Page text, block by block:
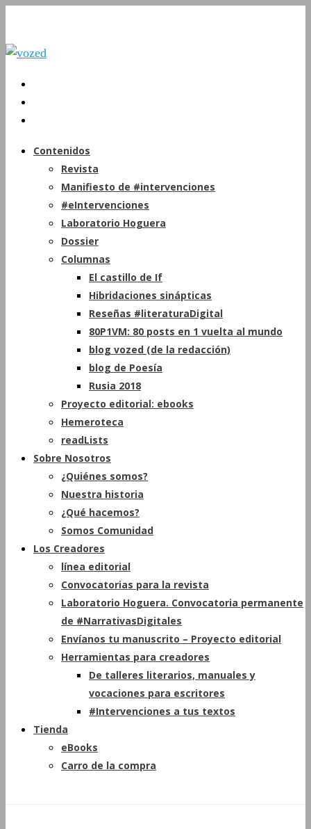
Contenidos
Revista
Manifiesto de #intervenciones
#eIntervenciones
Laboratorio Hoguera
Dossier
Columnas
El castillo de If
Hibridaciones sinápticas
Reseñas #literaturaDigital
80P1VM: 80 posts en 1 vuelta al mundo
blog vozed (de la redacción)
blog de Poesía
Rusia 2018
Proyecto editorial: ebooks
Hemeroteca
readLists
Sobre Nosotros
¿Quiénes somos?
Nuestra historia
¿Qué hacemos?
Somos Comunidad
Los Creadores
línea editorial
Convocatorias para la revista
Laboratorio Hoguera. Convocatoria permanente
de #NarrativasDigitales
Envíanos tu manuscrito – Proyecto editorial
Herramientas para creadores
De talleres literarios, manuales y
vocaciones para escritores
#Intervenciones a tus textos
Tienda
eBooks
Carro de la compra